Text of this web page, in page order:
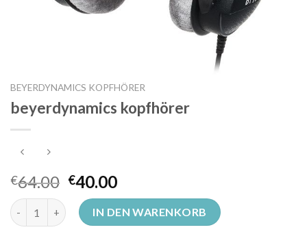
BEYERDYNAMICS KOPFHÖRER
beyerdynamics kopfhörer
€64.00 €40.00
beyerdynamics kopfhörer Menge
IN DEN WARENKORB